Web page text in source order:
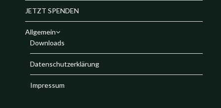
JETZT SPENDEN
Allgemein
Downloads
Datenschutzerklärung
Impressum